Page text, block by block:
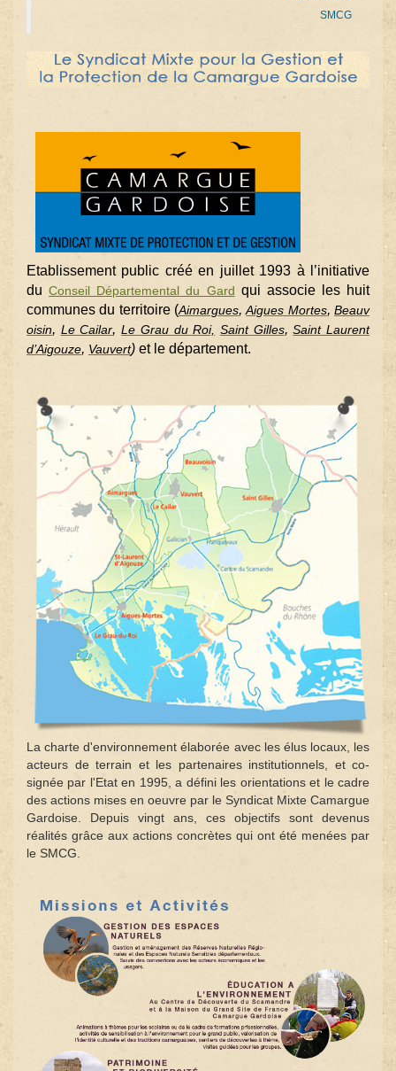
SMCG
Etablissement public créé en juillet 1993 à l’initiative
duConseil Départemental du Gard qui associe les huit
communes du territoire (Aimargues,Aigues Mortes,Beauv
oisin, Le Cailar,Le Grau du Roi, Saint Gilles,Saint Laurent
d’Aigouze, Vauvert) et le département.
La charte d'environnement élaborée avec les élus locaux, les
acteurs de terrain et les partenaires institutionnels, et co-
signée par l'Etat en 1995, a défini les orientations et le cadre
des actions mises en oeuvre par le Syndicat Mixte Camargue
Gardoise. Depuis vingt ans, ces objectifs sont devenus
réalités grâce aux actions concrètes qui ont été menées par
le SMCG.